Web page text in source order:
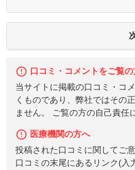
口コミ・コメントをご覧
当サイトに掲載の口コミ・コ
くものであり、弊社ではその
ません。 ご覧の方の自己責任
医療機関の方へ
投稿された口コミに関してご
口コミの末尾にあるリンク(入